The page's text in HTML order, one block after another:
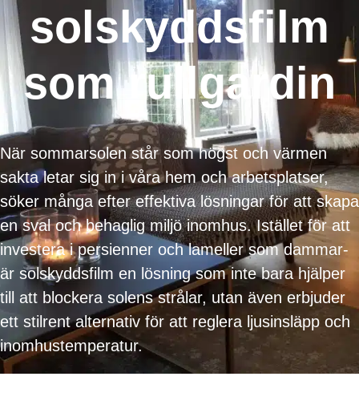
solskyddsfilm
som rullgardin
När sommarsolen står som högst och värmen
sakta letar sig in i våra hem och arbetsplatser,
söker många efter effektiva lösningar för att skapa
en sval och behaglig miljö inomhus. Istället för att
investera i persienner och lameller som dammar-
är solskyddsfilm en lösning som inte bara hjälper
till att blockera solens strålar, utan även erbjuder
ett stilrent alternativ för att reglera ljusinsläpp och
inomhustemperatur.